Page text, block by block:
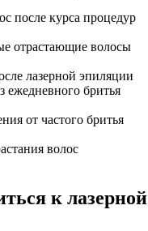
после курса процедур
отрастающие волосы
ежедневного бритья
от частого бритья
волос
к лазерной